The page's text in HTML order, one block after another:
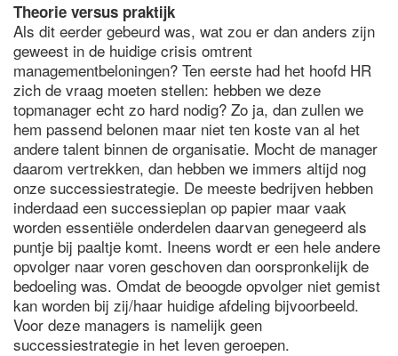
Theorie versus praktijk
Als dit eerder gebeurd was, wat zou er dan anders zijn
geweest in de huidige crisis omtrent
managementbeloningen? Ten eerste had het hoofd HR
zich de vraag moeten stellen: hebben we deze
topmanager echt zo hard nodig? Zo ja, dan zullen we
hem passend belonen maar niet ten koste van al het
andere talent binnen de organisatie. Mocht de manager
daarom vertrekken, dan hebben we immers altijd nog
onze successiestrategie. De meeste bedrijven hebben
inderdaad een successieplan op papier maar vaak
worden essentiële onderdelen daarvan genegeerd als
puntje bij paaltje komt. Ineens wordt er een hele andere
opvolger naar voren geschoven dan oorspronkelijk de
bedoeling was. Omdat de beoogde opvolger niet gemist
kan worden bij zij/haar huidige afdeling bijvoorbeeld.
Voor deze managers is namelijk geen
successiestrategie in het leven geroepen.